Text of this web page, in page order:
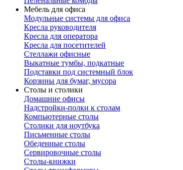
Мебель для офиса
Модульные системы для офиса
Кресла руководителя
Кресла для оператора
Кресла для посетителей
Стеллажи офисные
Выкатные тумбы, подкатные
Подставки под системный блок
Корзины для бумаг, мусора
Столы и столики
Домашние офисы
Надстройки-полки к столам
Компьютерные столы
Столики для ноутбука
Письменные столы
Обеденные столы
Сервировочные столы
Столы-книжки